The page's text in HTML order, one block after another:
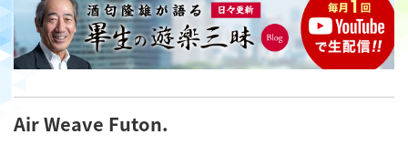
Air Weave Futon.